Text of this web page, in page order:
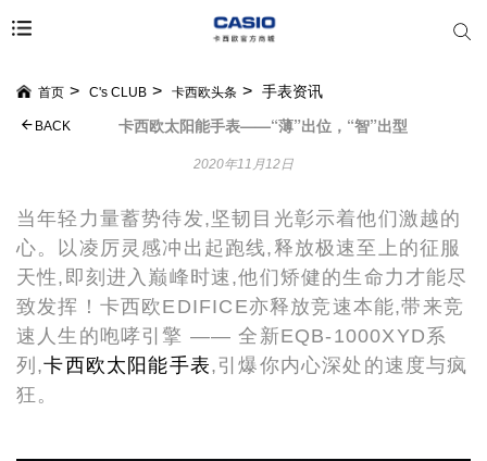
首页 C's CLUB 卡西欧头条 手表资讯
卡西欧太阳能手表——“薄”出位，“智”出型
BACK
2020年11月12日
当年轻力量蓄势待发,坚韧目光彰示着他们激越的
心。以凌厉灵感冲出起跑线,释放极速至上的征服
天性,即刻进入巅峰时速,他们矫健的生命力才能尽
致发挥！卡西欧EDIFICE亦释放竞速本能,带来竞
速人生的咆哮引擎 —— 全新EQB-1000XYD系
列,卡西欧太阳能手表,引爆你内心深处的速度与疯
狂。